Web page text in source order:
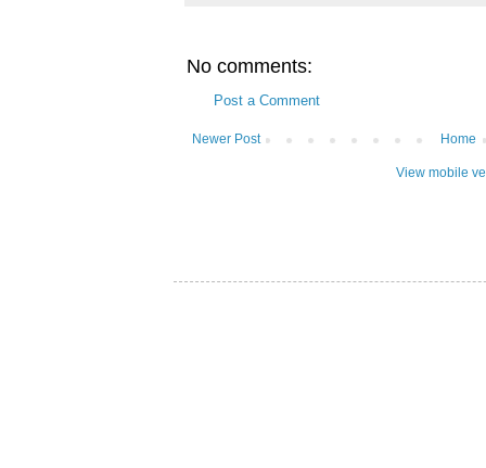
No comments:
Post a Comment
Newer Post Home
View mobile